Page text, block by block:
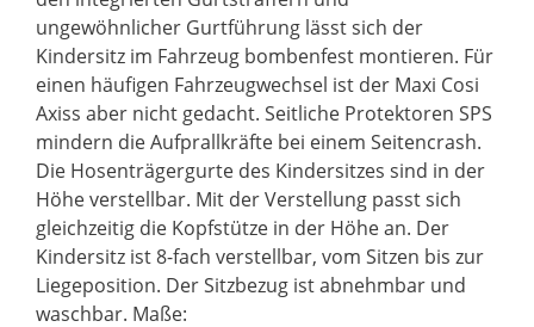
ungewöhnlicher Gurtführung lässt sich der
Kindersitz im Fahrzeug bombenfest montieren. Für
einen häufigen Fahrzeugwechsel ist der Maxi Cosi
Axiss aber nicht gedacht. Seitliche Protektoren SPS
mindern die Aufprallkräfte bei einem Seitencrash.
Die Hosenträgergurte des Kindersitzes sind in der
Höhe verstellbar. Mit der Verstellung passt sich
gleichzeitig die Kopfstütze in der Höhe an. Der
Kindersitz ist 8-fach verstellbar, vom Sitzen bis zur
Liegeposition. Der Sitzbezug ist abnehmbar und
waschbar. Maße: